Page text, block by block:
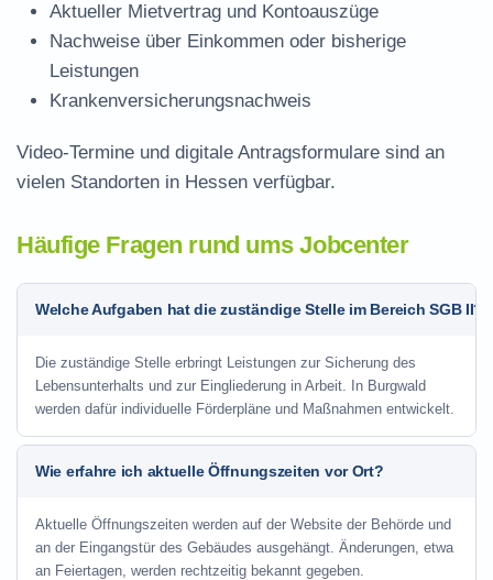
Aktueller Mietvertrag und Kontoauszüge
Nachweise über Einkommen oder bisherige
Leistungen
Krankenversicherungsnachweis
Video-Termine und digitale Antragsformulare sind an
vielen Standorten in Hessen verfügbar.
Häufige Fragen rund ums Jobcenter
Welche Aufgaben hat die zuständige Stelle im Bereich SGB II?
Die zuständige Stelle erbringt Leistungen zur Sicherung des
Lebensunterhalts und zur Eingliederung in Arbeit. In Burgwald
werden dafür individuelle Förderpläne und Maßnahmen entwickelt.
Wie erfahre ich aktuelle Öffnungszeiten vor Ort?
Aktuelle Öffnungszeiten werden auf der Website der Behörde und
an der Eingangstür des Gebäudes ausgehängt. Änderungen, etwa
an Feiertagen, werden rechtzeitig bekannt gegeben.